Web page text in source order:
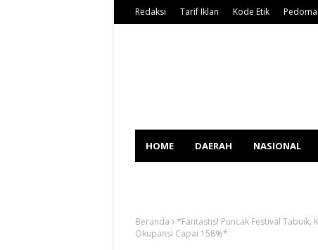
Redaksi Tarif Iklan Kode Etik
HOME DAERAH NASIONAL
Beranda
*Fantastis! Puncak Festival Tabuik,
Okupansi Capai 158%*